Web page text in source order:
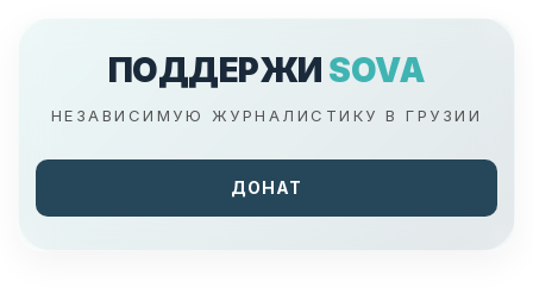
ПОДДЕРЖИ SOVA
НЕЗАВИСИМУЮ ЖУРНАЛИСТИКУ В ГРУЗИИ
ДОНАТ